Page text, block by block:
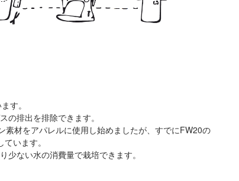
す。
の排出を排除できます。
材をアパレルに使用し始めましたが、すでにFW20の
います。
少ない水の消費量で栽培できます。